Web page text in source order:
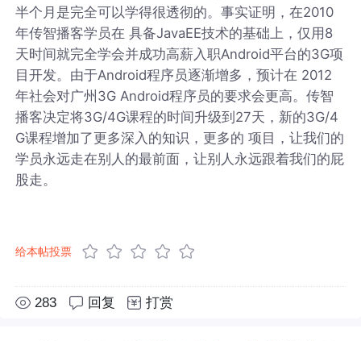
半个月是完全可以学得很透彻的。事实证明，在2010
年传智播客学员在 具备JavaEE技术的基础上，仅用8
天时间就完全学会并成功高薪入职Android平台的3G项
目开发。由于Android程序员逐渐增多，预计在 2012
年社会对广州3G Android程序员的要求会更高。传智
播客决定将3G/4G课程的时间升级到27天，新的3G/4
G课程增加了更多深入的知识，更多的 项目，让我们的
学员永远走在别人的最前面，让别人永远跟着我们的屁
股走。
给本帖投票
283 回复 打赏